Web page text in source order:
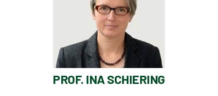
PROF. INA SCHIERING